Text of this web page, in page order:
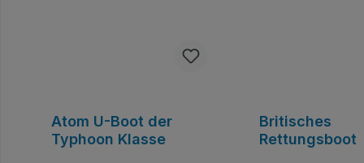
Atom U-Boot der
Typhoon Klasse
Britisches
Rettungsboot